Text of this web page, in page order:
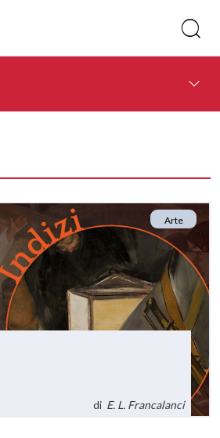
Arte
di E. L. Francalanci